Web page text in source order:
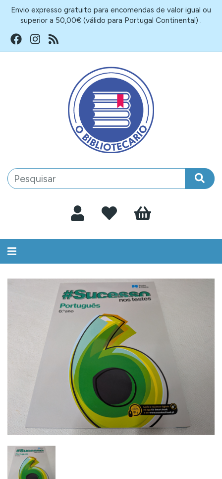
Envio expresso gratuito para encomendas de valor igual ou
superior a 50,00€ (válido para Portugal Continental) .
Alternar
navegação